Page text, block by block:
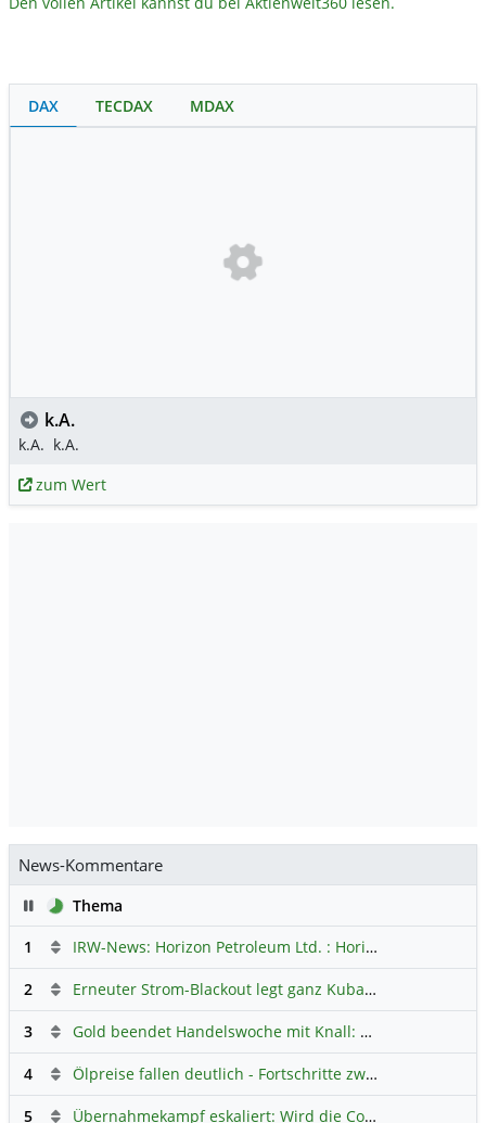
DAX TECDAX MDAX
k.A.
k.A. k.A.
zum Wert
News-Kommentare
PauseThema
1
IRW-News: Horizon Petroleum Ltd. : Horizon Petroleum beginnt mit der Testförderung im Projekt Lachowice in Polen und schließt die Platzierung einer überzeichneten Wandelanleihe ab
2 Erneuter Strom-Blackout legt ganz Kuba lahm
3 Gold beendet Handelswoche mit Knall: Barrick Mining – Ist diese Aktie wieder ein Kauf?
4 Ölpreise fallen deutlich - Fortschritte zwischen USA und Iran belasten
5 Übernahmekampf eskaliert: Wird die Commerzbank italienisch?